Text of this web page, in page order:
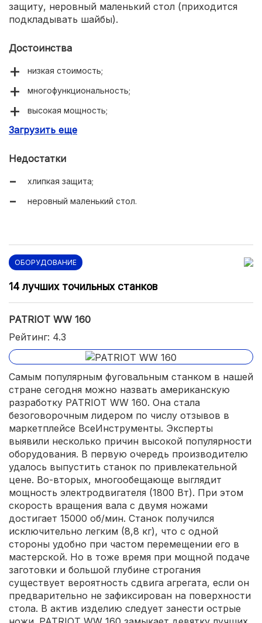
защиту, неровный маленький стол (приходится
подкладывать шайбы).
Достоинства
низкая стоимость;
многофункциональность;
высокая мощность;
легкость и компактность.
Загрузить еще
Недостатки
хлипкая защита;
неровный маленький стол.
ОБОРУДОВАНИЕ
14 лучших точильных станков
PATRIOT WW 160
Рейтинг: 4.3
Самым популярным фуговальным станком в нашей
стране сегодня можно назвать американскую
разработку PATRIOT WW 160. Она стала
безоговорочным лидером по числу отзывов в
маркетплейсе ВсеИнструменты. Эксперты
выявили несколько причин высокой популярности
оборудования. В первую очередь производителю
удалось выпустить станок по привлекательной
цене. Во-вторых, многообещающе выглядит
мощность электродвигателя (1800 Вт). При этом
скорость вращения вала с двумя ножами
достигает 15000 об/мин. Станок получился
исключительно легким (8,8 кг), что с одной
стороны удобно при частом перемещении его в
мастерской. Но в тоже время при мощной подаче
заготовки и большой глубине строгания
существует вероятность сдвига агрегата, если он
предварительно не зафиксирован на поверхности
стола. В актив изделию следует занести острые